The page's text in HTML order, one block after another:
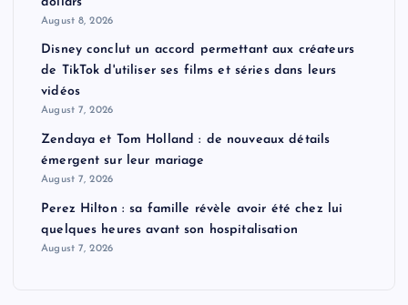
August 8, 2026
Disney conclut un accord permettant aux créateurs
de TikTok d'utiliser ses films et séries dans leurs
vidéos
August 7, 2026
Zendaya et Tom Holland : de nouveaux détails
émergent sur leur mariage
August 7, 2026
Perez Hilton : sa famille révèle avoir été chez lui
quelques heures avant son hospitalisation
August 7, 2026